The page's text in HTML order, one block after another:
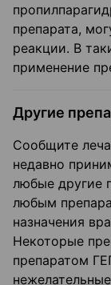
препарата,
реакции. В
применение
Другие
Сообщите
недавно
любые другие
любым
назначения
Некоторые
препаратом